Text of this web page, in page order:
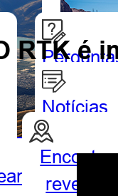
Notícias
Encontre
RTK é